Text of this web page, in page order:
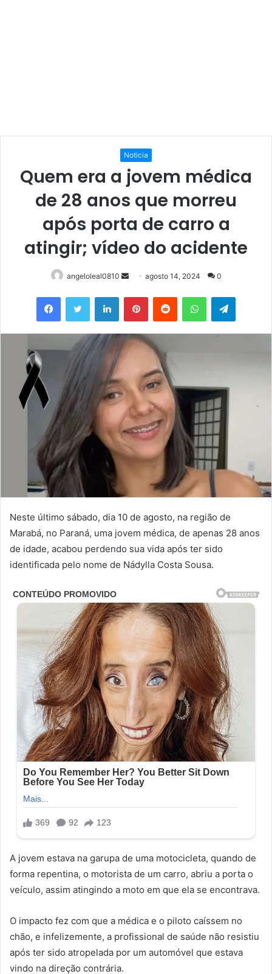
Noticia
Quem era a jovem médica
de 28 anos que morreu
após porta de carro a
atingir; vídeo do acidente
angeloleal0810
Mande
e-
agosto 14, 2024 0
FacebookTwitter LinkedinPinterestReddit WhatsAppTelegram
Neste último sábado, dia 10 de agosto, na região de
Marabá, no Paraná, uma jovem médica, de apenas 28 anos
de idade, acabou perdendo sua vida após ter sido
identificada pelo nome de Nádylla Costa Sousa.
A jovem estava na garupa de uma motocicleta, quando de
forma repentina, o motorista de um carro, abriu a porta o
veículo, assim atingindo a moto em que ela se encontrava.
O impacto fez com que a médica e o piloto caíssem no
chão, e infelizemente, a profissional de saúde não resistiu
após ter sido atropelada por um automóvel que estava
vindo na direção contrária.